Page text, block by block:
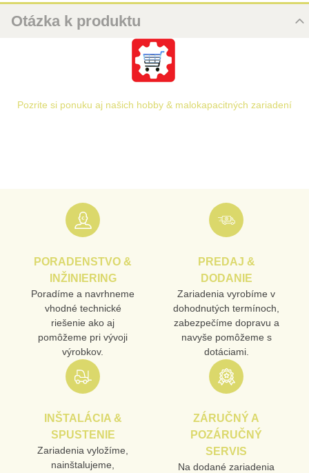
Otázka k produktu
Nová otázka k produktu
TELEFÓN
VAŠA OTÁZKA K PRODUKTU
Odoslať
Pozrite si ponuku aj našich hobby & malokapacitných zariadení
PORADENSTVO &
INŽINIERING
Poradíme a navrhneme
vhodné technické
riešenie ako aj
pomôžeme pri vývoji
výrobkov.
PREDAJ &
DODANIE
Zariadenia vyrobíme v
dohodnutých termínoch,
zabezpečíme dopravu a
navyše pomôžeme s
dotáciami.
INŠTALÁCIA &
SPUSTENIE
Zariadenia vyložíme,
nainštalujeme,
ZÁRUČNÝ A
POZÁRUČNÝ
SERVIS
Na dodané zariadenia